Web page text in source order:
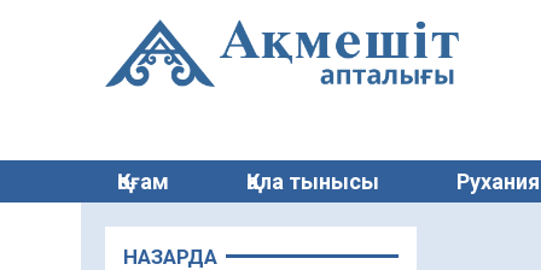
Қоғам Қала тынысы
НАЗАРДА